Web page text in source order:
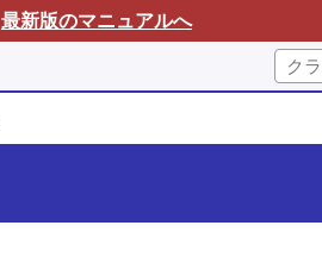
最新版のマニュアルへ